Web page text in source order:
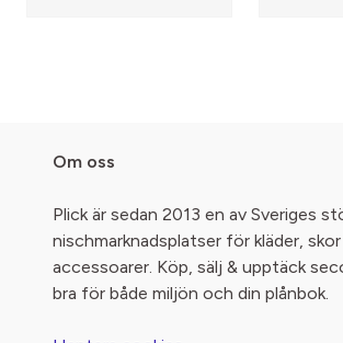
Om oss
Plick är sedan 2013 en av Sveriges
nischmarknadsplatser för kläder,
accessoarer. Köp, sälj & upptäck
bra för både miljön och din plånbok.